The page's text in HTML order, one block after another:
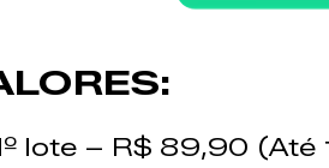
lote – R$ 89,90 (Até